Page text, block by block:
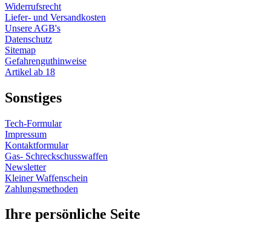
Widerrufsrecht
Liefer- und Versandkosten
Unsere AGB's
Datenschutz
Sitemap
Gefahrenguthinweise
Artikel ab 18
Sonstiges
Tech-Formular
Impressum
Kontaktformular
Gas- Schreckschusswaffen
Newsletter
Kleiner Waffenschein
Zahlungsmethoden
Ihre persönliche Seite